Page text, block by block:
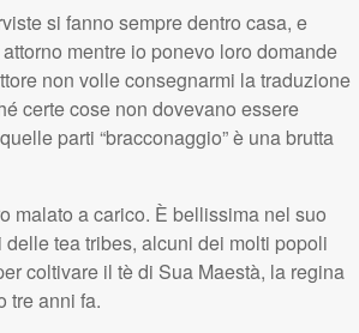
si fanno sempre dentro casa, e
mentre io ponevo loro domande
non volle consegnarmi la traduzione
certe cose non dovevano essere
parti “bracconaggio” è una brutta
malato a carico. È bellissima nel suo
tea tribes, alcuni dei molti popoli
coltivare il tè di Sua Maestà, la regina
tre anni fa.